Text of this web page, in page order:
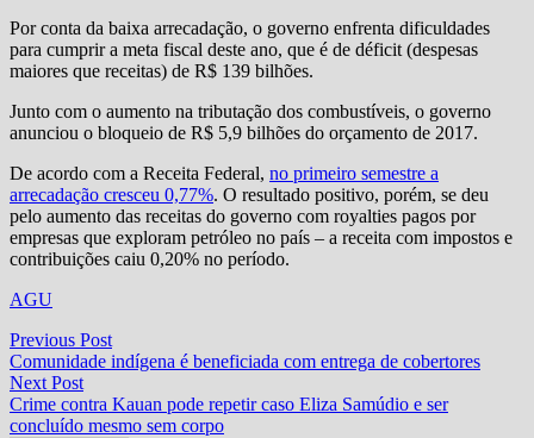
Por conta da baixa arrecadação, o governo enfrenta dificuldades
para cumprir a meta fiscal deste ano, que é de déficit (despesas
maiores que receitas) de R$ 139 bilhões.
Junto com o aumento na tributação dos combustíveis, o governo
anunciou o bloqueio de R$ 5,9 bilhões do orçamento de 2017.
De acordo com a Receita Federal, no primeiro semestre a
arrecadação cresceu 0,77%. O resultado positivo, porém, se deu
pelo aumento das receitas do governo com royalties pagos por
empresas que exploram petróleo no país – a receita com impostos e
contribuições caiu 0,20% no período.
AGU
Navegação
de
Post
Previous PostPrevious
post:
Comunidade indígena é beneficiada com entrega de cobertores
Next PostNext
post:
Crime contra Kauan pode repetir caso Eliza Samúdio e ser
concluído mesmo sem corpo